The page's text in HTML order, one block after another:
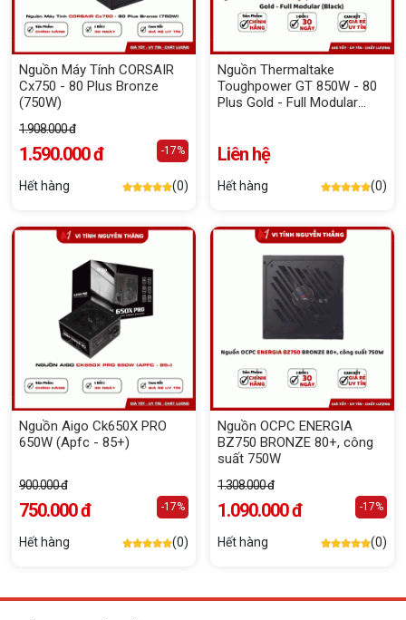
Nguồn Máy Tính CORSAIR
Cx750 - 80 Plus Bronze
(750W)
1.908.000 đ
1.590.000 đ -17%
Hết hàng (0)
Nguồn Thermaltake
Toughpower GT 850W - 80
Plus Gold - Full Modular
Liên hệ
Hết hàng (0)
Nguồn Aigo Ck650X PRO
650W (Apfc - 85+)
900.000 đ
750.000 đ -17%
Hết hàng (0)
Nguồn OCPC ENERGIA
BZ750 BRONZE 80+, công
suất 750W
1.308.000 đ
1.090.000 đ -17%
Hết hàng (0)